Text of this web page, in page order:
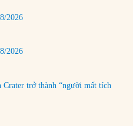
2026
2026
Crater trở thành “người mất tích